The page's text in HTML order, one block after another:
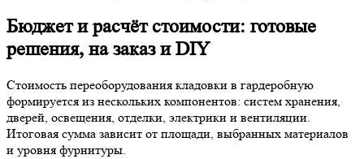
Бюджет и расчёт стоимости: готовые
решения, на заказ и DIY
Стоимость переоборудования кладовки в гардеробную
формируется из нескольких компонентов: систем хранения,
дверей, освещения, отделки, электрики и вентиляции.
Итоговая сумма зависит от площади, выбранных материалов
и уровня фурнитуры.